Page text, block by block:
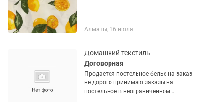
Алматы, 16 июля
Домашний текстиль
Договорная
Продается постельное белье на заказ
не дорого принимаю заказы на
постельное в неограниченном